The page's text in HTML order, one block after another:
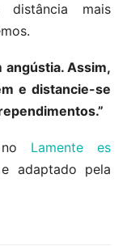
distância mais
angústia. Assim,
e distancie-se
no Lamente es
adaptado pela